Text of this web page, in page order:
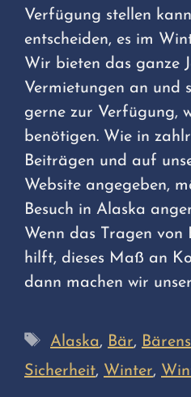
Verfügung stellen
entscheiden, es im
Wir bieten das ganze
Vermietungen an und
gerne zur Verfügung,
benötigen. Wie in
Beiträgen und auf
Website angegeben,
Besuch in Alaska
Wenn das Tragen von
hilft, dieses Maß an
dann machen wir
Schlagwörter
Alaska, Bär,
Sicherheit, Winter,